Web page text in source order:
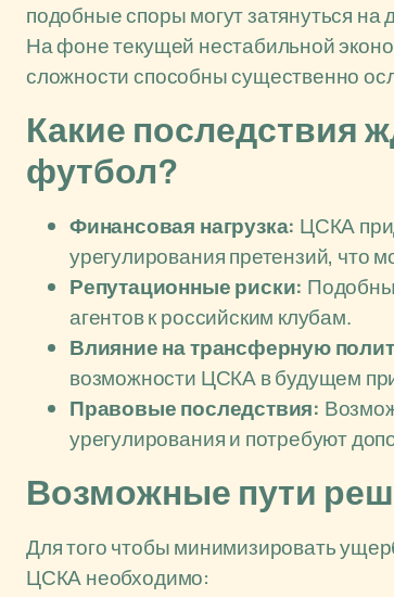
подобные споры могут затянуться на
На фоне текущей нестабильной
сложности способны существенно
Какие последствия
футбол?
Финансовая нагрузка: ЦСКА
урегулирования претензий, что
Репутационные риски:
агентов к российским клубам.
Влияние на трансферную
возможности ЦСКА в будущем
Правовые последствия:
урегулирования и потребуют
Возможные пути
Для того чтобы минимизировать
ЦСКА необходимо: